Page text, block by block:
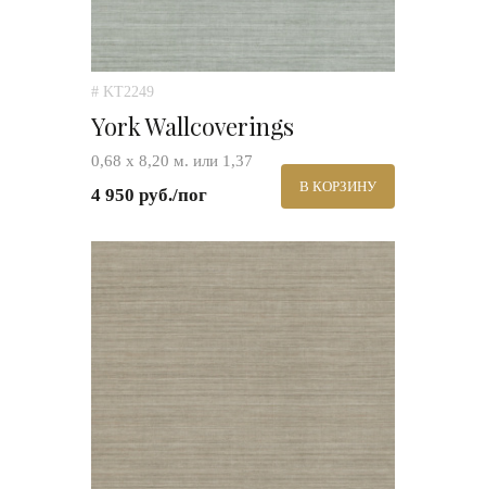
# KT2249
York Wallcoverings
0,68 х 8,20 м. или 1,37
4 950 руб./пог В КОРЗИНУ